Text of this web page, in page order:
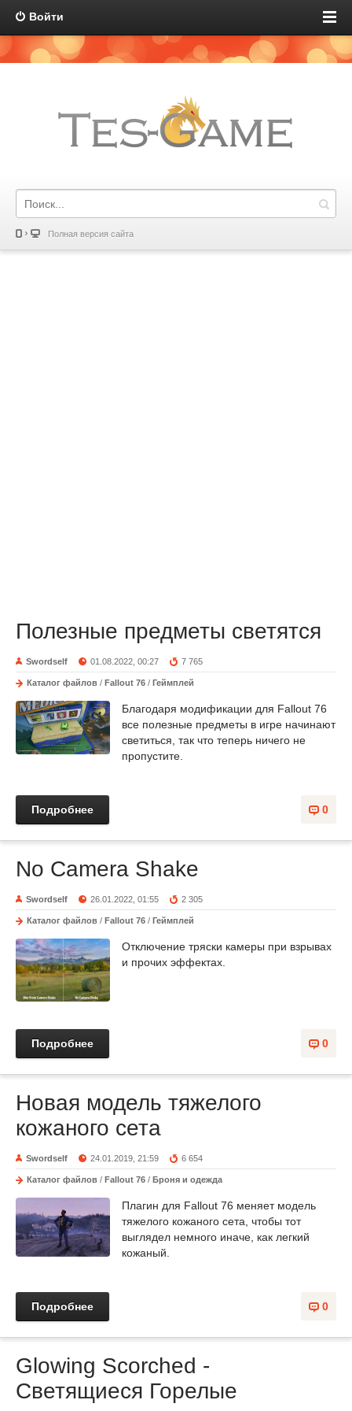
Войти
Полная версия сайта
Полезные предметы светятся
Swordself 01.08.2022, 00:27 7 765
Каталог файлов / Fallout 76 / Геймплей
Благодаря модификации для Fallout 76
все полезные предметы в игре начинают
светиться, так что теперь ничего не
пропустите.
0
Подробнее
No Camera Shake
Swordself 26.01.2022, 01:55 2 305
Каталог файлов / Fallout 76 / Геймплей
Отключение тряски камеры при взрывах
и прочих эффектах.
0
Подробнее
Новая модель тяжелого
кожаного сета
Swordself 24.01.2019, 21:59 6 654
Каталог файлов / Fallout 76 / Броня и одежда
Плагин для Fallout 76 меняет модель
тяжелого кожаного сета, чтобы тот
выглядел немного иначе, как легкий
кожаный.
0
Подробнее
Glowing Scorched -
Светящиеся Горелые